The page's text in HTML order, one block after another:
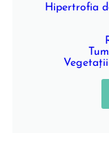
Hipertrofia